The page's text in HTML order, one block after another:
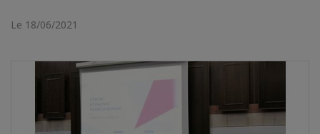
Le 18/06/2021